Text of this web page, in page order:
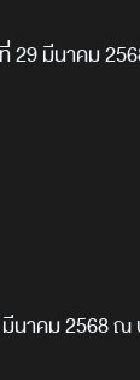
ที่ 29 มีนาคม
มีนาคม 2568